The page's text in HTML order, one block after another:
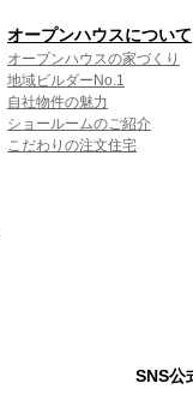
オープンハウスについて
オープンハウスの家づくり
地域ビルダーNo.1
自社物件の魅力
ショールームのご紹介
こだわりの注文住宅
SNS公